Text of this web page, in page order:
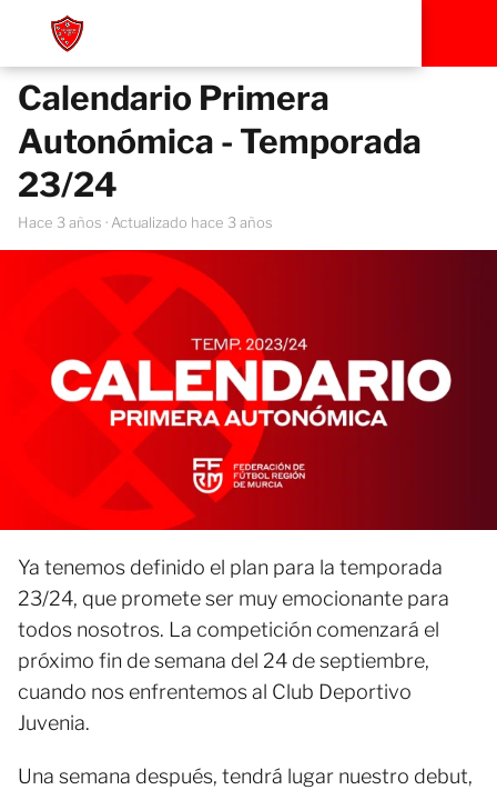
Calendario Primera
Autonómica - Temporada
23/24
hace 3 años · Actualizado hace 3 años
Ya tenemos definido el plan para la temporada
23/24, que promete ser muy emocionante para
todos nosotros. La competición comenzará el
próximo fin de semana del 24 de septiembre,
cuando nos enfrentemos al Club Deportivo
Juvenia.
Una semana después, tendrá lugar nuestro debut,